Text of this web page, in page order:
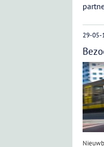
29-05-